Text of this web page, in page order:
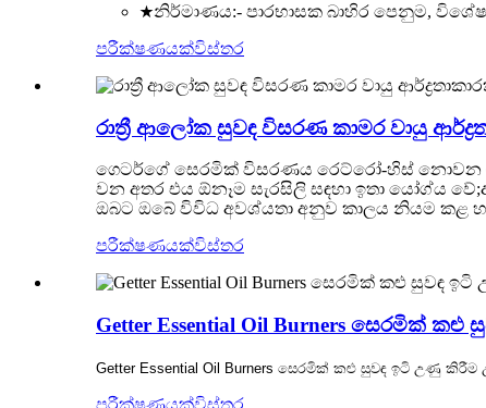
★නිර්මාණය:- පාරභාසක බාහිර පෙනුම,
පරීක්ෂණයක්විස්තර
රාත්‍රී ආලෝක සුවඳ විසරණ කාමර වායු
ගෙටර්ගේ සෙරමික් විසරණය රෙට්රෝ-හිස් නොවන
වන අතර එය ඕනෑම සැරසිලි සඳහා ඉතා යෝග්ය
ඔබට ඔබේ විවිධ අවශ්යතා අනුව කාලය නියම කළ
පරීක්ෂණයක්විස්තර
Getter Essential Oil Burners
Getter Essential Oil Burners සෙරමික් කළු සුවඳ ඉටි උණු
පරීක්ෂණයක්විස්තර